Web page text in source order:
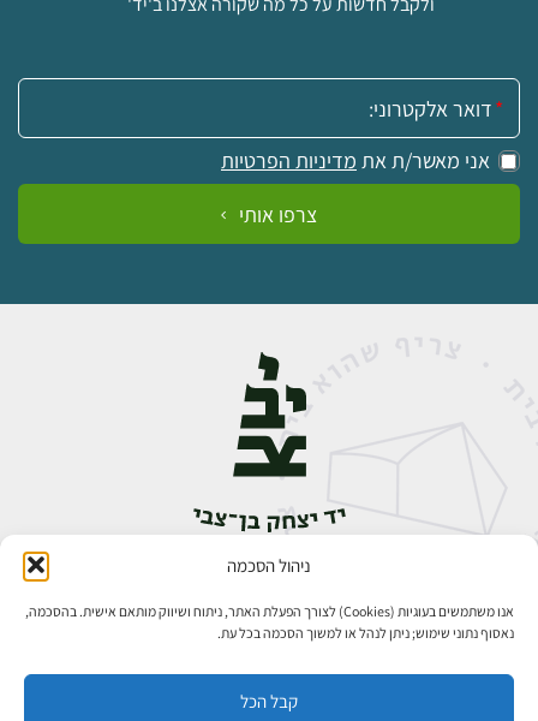
ניהול הסכמה
אנו משתמשים בעוגיות (Cookies) לצורך הפעלת האתר, ניתוח ושיווק מותאם אישית. בהסכמה,
נאסוף נתוני שימוש; ניתן לנהל או למשוך הסכמה בכל עת.
קבל הכל
אימייל:
אני מאשר/ת את מדיניות הפרטיות
צרפו אותי
אבן גבירול 14, רחביה, ירושלים